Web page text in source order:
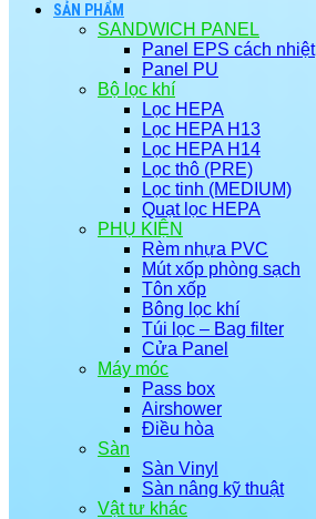
SẢN PHẨM
SANDWICH PANEL
Panel EPS cách nhiệt
Panel PU
Bộ lọc khí
Lọc HEPA
Lọc HEPA H13
Lọc HEPA H14
Lọc thô (PRE)
Lọc tinh (MEDIUM)
Quạt lọc HEPA
PHỤ KIỆN
Rèm nhựa PVC
Mút xốp phòng sạch
Tôn xốp
Bông lọc khí
Túi lọc – Bag filter
Cửa Panel
Máy móc
Pass box
Airshower
Điều hòa
Sàn
Sàn Vinyl
Sàn nâng kỹ thuật
Vật tư khác